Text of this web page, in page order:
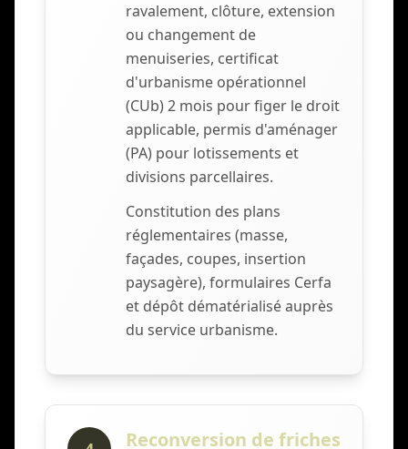
ravalement, clôture, extension
ou changement de
menuiseries, certificat
d'urbanisme opérationnel
(CUb) 2 mois pour figer le droit
applicable, permis d'aménager
(PA) pour lotissements et
divisions parcellaires.
Constitution des plans
réglementaires (masse,
façades, coupes, insertion
paysagère), formulaires Cerfa
et dépôt dématérialisé auprès
du service urbanisme.
Reconversion de friches